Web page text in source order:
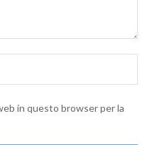
in questo browser per la